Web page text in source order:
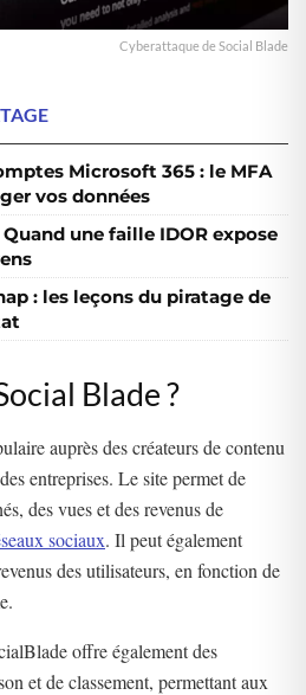
Cyberattaque de Social Blade
Microsoft 365 : le MFA
vos données
une faille IDOR expose
: les leçons du piratage de
Blade ?
auprès des créateurs de contenu
entreprises. Le site permet de
des vues et des revenus de
sociaux. Il peut également
des utilisateurs, en fonction de
offre également des
et de classement, permettant aux